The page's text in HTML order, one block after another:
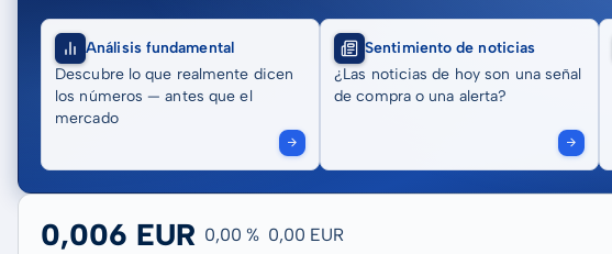
Análisis fundamental
Descubre lo que realmente dicen
los números — antes que el
mercado
Sentimiento de noticias
¿Las noticias de hoy son una señal
de compra o una alerta?
0,006 EUR 0,00 % 0,00 EUR